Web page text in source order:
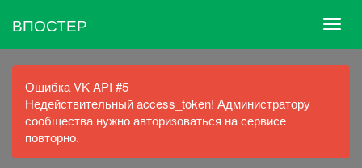
ВПОСТЕР
Ошибка VK API #5
Недействительный access_token! Администратору
сообщества нужно авторизоваться на сервисе
повторно.